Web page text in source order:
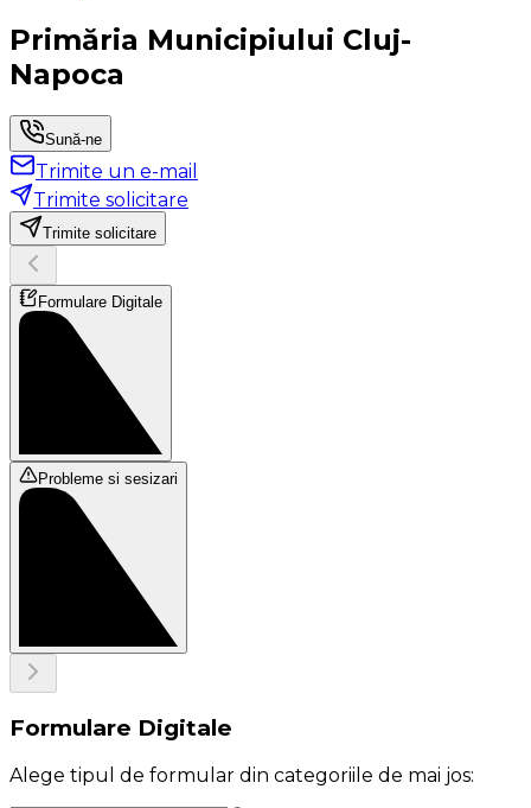
Primăria Municipiului Cluj-
Napoca
Sună-ne
Trimite un e-mail
Trimite solicitare
Trimite solicitare
Formulare Digitale
Probleme si sesizari
Formulare Digitale
Alege tipul de formular din categoriile de mai jos: